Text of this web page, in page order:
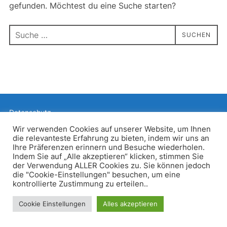
gefunden. Möchtest du eine Suche starten?
Suchen
nach:
SUCHEN
Datenschutz
Inspiro WordPress Theme von WPZOOM
Wir verwenden Cookies auf unserer Website, um Ihnen
die relevanteste Erfahrung zu bieten, indem wir uns an
Ihre Präferenzen erinnern und Besuche wiederholen.
Indem Sie auf „Alle akzeptieren“ klicken, stimmen Sie
der Verwendung ALLER Cookies zu. Sie können jedoch
die "Cookie-Einstellungen" besuchen, um eine
kontrollierte Zustimmung zu erteilen..
Cookie Einstellungen Alles akzeptieren